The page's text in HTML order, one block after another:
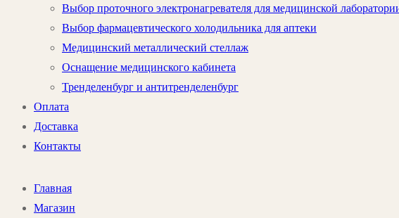
Выбор проточного электронагревателя для медицинской
Выбор фармацевтического холодильника для аптеки
Медицинский металлический стеллаж
Оснащение медицинского кабинета
Тренделенбург и антитренделенбург
Оплата
Доставка
Контакты
Главная
Магазин